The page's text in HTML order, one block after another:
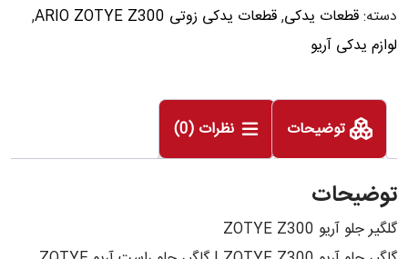
دسته:قطعات یدکی,قطعات یدکی زوتی ARIO ZOTYE Z300
,
لوازم یدکی آریو
توضیحات نظرات (0)
توضیحات
گلگیر جلو آریو ZOTYE Z300